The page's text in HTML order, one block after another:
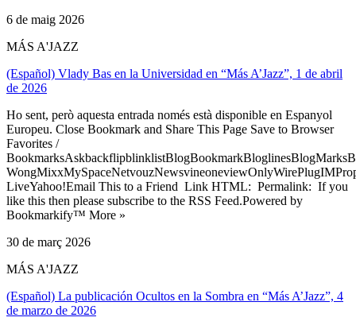
6 de maig 2026
MÁS A'JAZZ
(Español) Vlady Bas en la Universidad en “Más A’Jazz”, 1 de abril
de 2026
Ho sent, però aquesta entrada només està disponible en Espanyol
Europeu. Close Bookmark and Share This Page Save to Browser
Favorites /
LiveYahoo!Email This to a Friend Link HTML: Permalink: If you
like this then please subscribe to the RSS Feed.Powered by
Bookmarkify™ More »
30 de març 2026
MÁS A'JAZZ
(Español) La publicación Ocultos en la Sombra en “Más A’Jazz”, 4
de marzo de 2026